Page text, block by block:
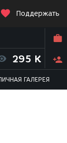
Поддержать
295 K
ГАЛЕРЕЯ